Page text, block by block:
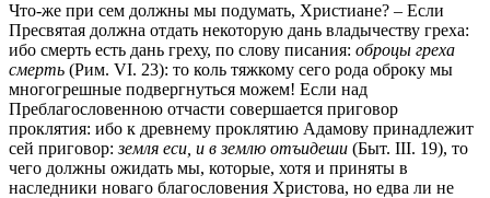
Что-же при сем должны мы подумать, Христиане? – Если
Пресвятая должна отдать некоторую дань владычеству греха:
ибо смерть есть дань греху, по слову писания: оброцы греха
смерть (Рим. VI. 23): то коль тяжкому сего рода оброку мы
многогрешные подвергнуться можем! Если над
Преблагословенною отчасти совершается приговор
проклятия: ибо к древнему проклятию Адамову принадлежит
сей приговор:земля еси, и в землю отъидеши (Быт. III. 19), то
чего должны ожидать мы, которые, хотя и приняты в
наследники новаго благословения Христова, но едва ли не